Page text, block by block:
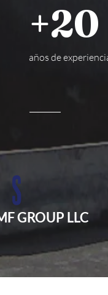
+20
años de
GROUP LLC